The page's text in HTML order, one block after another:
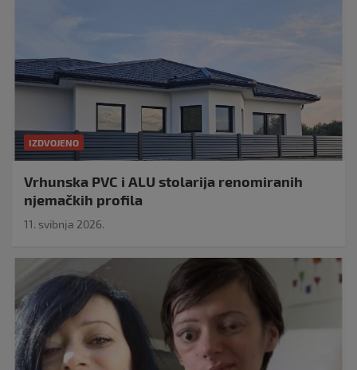
IZDVOJENO
Vrhunska PVC i ALU stolarija renomiranih
njemačkih profila
11. svibnja 2026.